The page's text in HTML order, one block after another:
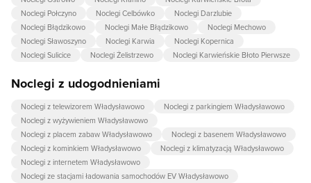
Noclegi Połczyno
Noclegi Celbówko
Noclegi Darzlubie
Noclegi Błądzikowo
Noclegi Małe Błądzikowo
Noclegi Mechowo
Noclegi Sławoszyno
Noclegi Karwia
Noclegi Kopernica
Noclegi Sulicice
Noclegi Żelistrzewo Noclegi Karwieńskie Błoto Pierwsze
Noclegi z udogodnieniami
Noclegi z telewizorem Władysławowo
Noclegi z parkingiem Władysławowo
Noclegi z wyżywieniem Władysławowo
Noclegi z placem zabaw Władysławowo
Noclegi z basenem Władysławowo
Noclegi z kominkiem Władysławowo
Noclegi z klimatyzacją Władysławowo
Noclegi z internetem Władysławowo
Noclegi ze stacjami ładowania samochodów EV Władysławowo